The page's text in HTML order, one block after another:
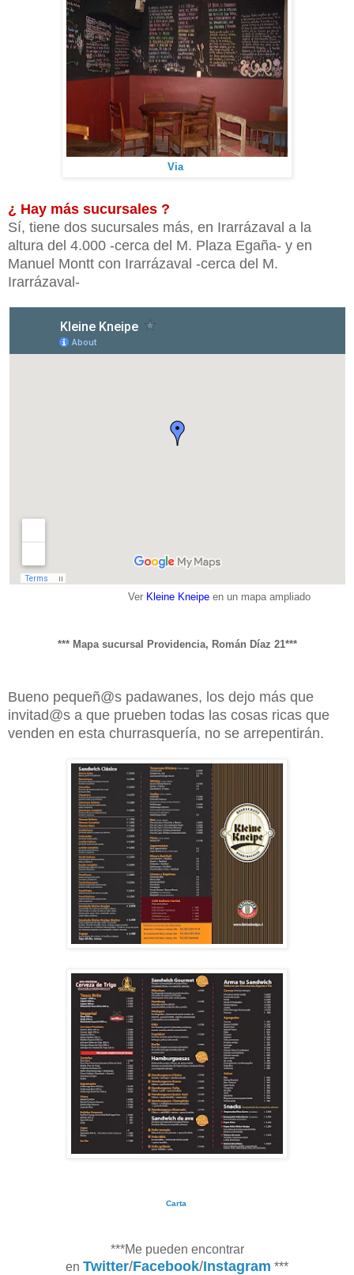
Via
¿ Hay más sucursales ?
Sí, tiene dos sucursales más, en Irarrázaval a la
altura del 4.000 -cerca del M. Plaza Egaña- y en
Manuel Montt con Irarrázaval -cerca del M.
Irarrázaval-
Ver Kleine Kneipe en un mapa ampliado
*** Mapa sucursal Providencia, Román Díaz 21***
Bueno pequeñ@s padawanes, los dejo más que
invitad@s a que prueben todas las cosas ricas que
venden en esta churrasquería, no se arrepentirán.
Carta
***Me pueden encontrar
en Twitter/Facebook/Instagram ***